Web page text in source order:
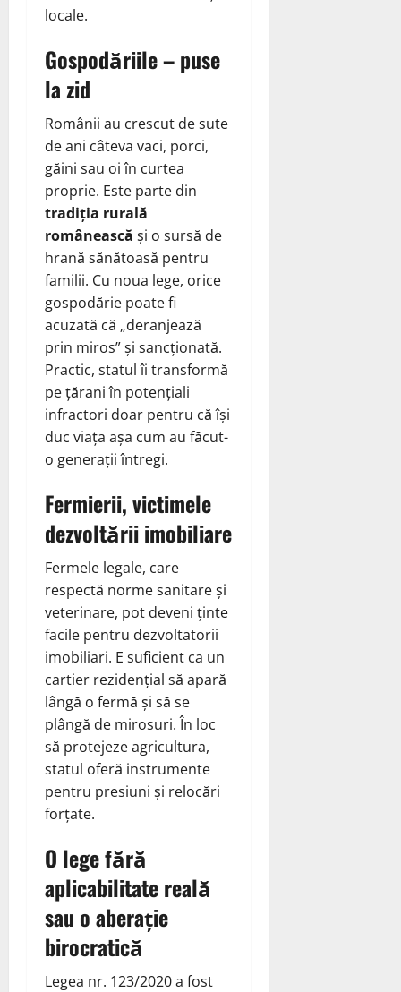
locale.
Gospodăriile – puse
la zid
Românii au crescut de sute
de ani câteva vaci, porci,
găini sau oi în curtea
proprie. Este parte din
tradiția rurală
românească și o sursă de
hrană sănătoasă pentru
familii. Cu noua lege, orice
gospodărie poate fi
acuzată că „deranjează
prin miros” și sancționată.
Practic, statul îi transformă
pe țărani în potențiali
infractori doar pentru că își
duc viața așa cum au făcut-
o generații întregi.
Fermierii, victimele
dezvoltării imobiliare
Fermele legale, care
respectă norme sanitare și
veterinare, pot deveni ținte
facile pentru dezvoltatorii
imobiliari. E suficient ca un
cartier rezidențial să apară
lângă o fermă și să se
plângă de mirosuri. În loc
să protejeze agricultura,
statul oferă instrumente
pentru presiuni și relocări
forțate.
O lege fără
aplicabilitate reală
sau o aberație
birocratică
Legea nr. 123/2020 a fost